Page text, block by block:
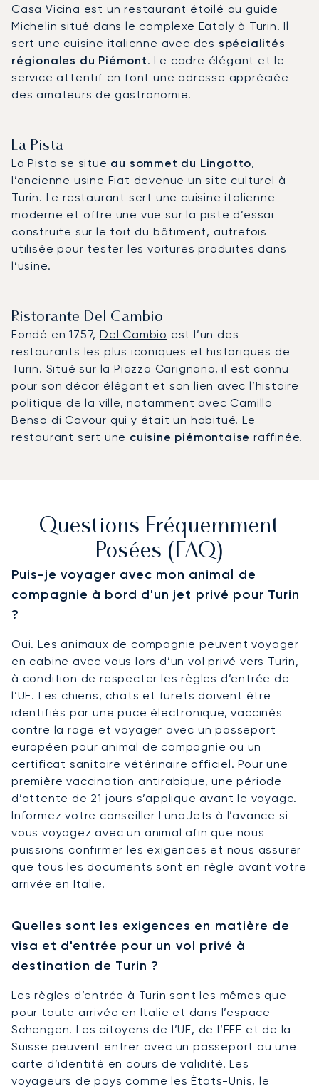
Casa Vicina est un restaurant étoilé au guide
Michelin situé dans le complexe Eataly à Turin. Il
sert une cuisine italienne avec des spécialités
régionales du Piémont. Le cadre élégant et le
service attentif en font une adresse appréciée
des amateurs de gastronomie.
La Pista
La Pista se situe au sommet du Lingotto,
l’ancienne usine Fiat devenue un site culturel à
Turin. Le restaurant sert une cuisine italienne
moderne et offre une vue sur la piste d’essai
construite sur le toit du bâtiment, autrefois
utilisée pour tester les voitures produites dans
l’usine.
Ristorante Del Cambio
Fondé en 1757,Del Cambio est l’un des
restaurants les plus iconiques et historiques de
Turin. Situé sur la Piazza Carignano, il est connu
pour son décor élégant et son lien avec l’histoire
politique de la ville, notamment avec Camillo
Benso di Cavour qui y était un habitué. Le
restaurant sert une cuisine piémontaiseraffinée.
Questions Fréquemment
Posées (FAQ)
Puis-je voyager avec mon animal de
compagnie à bord d'un jet privé pour Turin
?
Oui. Les animaux de compagnie peuvent voyager
en cabine avec vous lors d’un vol privé vers Turin,
à condition de respecter les règles d’entrée de
l’UE. Les chiens, chats et furets doivent être
identifiés par une puce électronique, vaccinés
contre la rage et voyager avec un passeport
européen pour animal de compagnie ou un
certificat sanitaire vétérinaire officiel. Pour une
première vaccination antirabique, une période
d’attente de 21 jours s’applique avant le voyage.
Informez votre conseiller LunaJets à l’avance si
vous voyagez avec un animal afin que nous
puissions confirmer les exigences et nous assurer
que tous les documents sont en règle avant votre
arrivée en Italie.
Quelles sont les exigences en matière de
visa et d'entrée pour un vol privé à
destination de Turin ?
Les règles d’entrée à Turin sont les mêmes que
pour toute arrivée en Italie et dans l’espace
Schengen. Les citoyens de l’UE, de l’EEE et de la
Suisse peuvent entrer avec un passeport ou une
carte d’identité en cours de validité. Les
voyageurs de pays comme les États-Unis, le